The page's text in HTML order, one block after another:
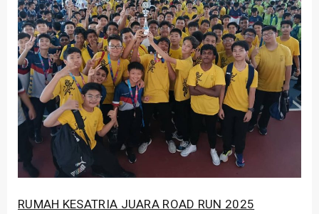
RUMAH KESATRIA JUARA ROAD RUN 2025